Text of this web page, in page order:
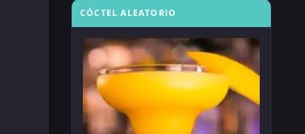
CÓCTEL ALEATORIO